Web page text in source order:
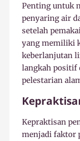
Penting untuk
penyaring air
setelah
yang memiliki
keberlanjutan
langkah positif
pelestarian
Kepraktisan
menjadi faktor